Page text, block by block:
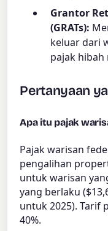
Grantor
(GRATs):
keluar dari
pajak hibah
Pertanyaan
Apa itu pajak
Pajak warisan
pengalihan
untuk warisan
yang berlaku
untuk 2025). Tarif
40%.